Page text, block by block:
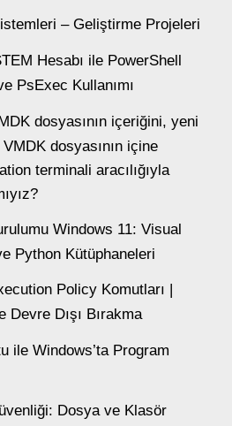
– Geliştirme Projeleri
Hesabı ile PowerShell
PsExec Kullanımı
dosyasının içeriğini, yeni
dosyasının içine
terminali aracılığıyla
Windows 11: Visual
Python Kütüphaneleri
Policy Komutları |
Devre Dışı Bırakma
ile Windows’ta Program
Dosya ve Klasör